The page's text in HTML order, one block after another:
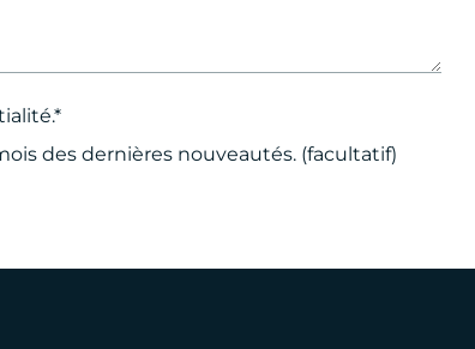
.*
des dernières nouveautés. (facultatif)